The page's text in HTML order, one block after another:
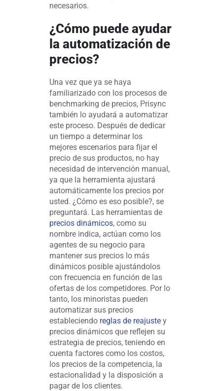
necesarios.
¿Cómo puede ayudar
la automatización de
precios?
Una vez que ya se haya
familiarizado con los procesos de
benchmarking de precios, Prisync
también lo ayudará a automatizar
este proceso. Después de dedicar
un tiempo a determinar los
mejores escenarios para fijar el
precio de sus productos, no hay
necesidad de intervención manual,
ya que la herramienta ajustará
automáticamente los precios por
usted. ¿Cómo es eso posible?, se
preguntará. Las herramientas de
precios dinámicos, como su
nombre indica, actúan como los
agentes de su negocio para
mantener sus precios lo más
dinámicos posible ajustándolos
con frecuencia en función de las
ofertas de los competidores. Por lo
tanto, los minoristas pueden
automatizar sus precios
estableciendo reglas de reajuste y
precios dinámicos que reflejen su
estrategia de precios, teniendo en
cuenta factores como los costos,
los precios de la competencia, la
estacionalidad y la disposición a
pagar de los clientes.